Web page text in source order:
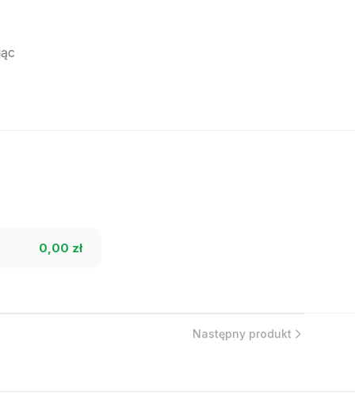
0,00 zł
Następny produkt